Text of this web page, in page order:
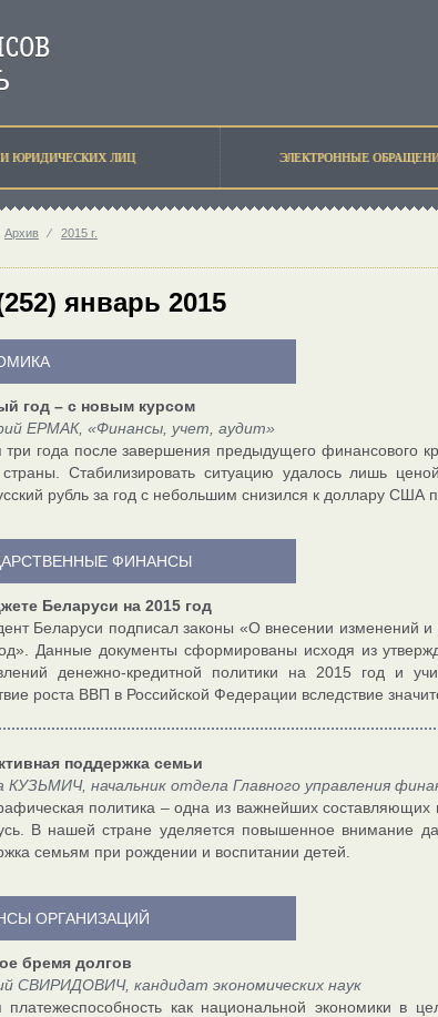
ЮРИДИЧЕСКИХ ЛИЦ ЭЛЕКТРОННЫЕ
Архив ⁄ 2015 г.
январь 2015
год – с новым курсом
ЕРМАК, «Финансы, учет, аудит»
три года после завершения предыдущего финансового
Стабилизировать ситуацию удалось лишь
рубль за год с небольшим снизился к доллару США
ФИНАНСЫ
Беларуси на 2015 год
Беларуси подписал законы «О внесении изменений
Данные документы сформированы исходя из
денежно-кредитной политики на 2015 год и
роста ВВП в Российской Федерации вследствие
поддержка семьи
КУЗЬМИЧ, начальник отдела Главного управления
политика – одна из важнейших
В нашей стране уделяется повышенное внимание
семьям при рождении и воспитании детей.
ОРГАНИЗАЦИЙ
бремя долгов
СВИРИДОВИЧ, кандидат экономических наук
платежеспособность как национальной экономики